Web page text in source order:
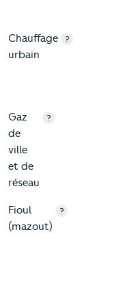
Chauffage
urbain
?
Gaz
de
ville
et de
réseau
?
Fioul
(mazout)
?